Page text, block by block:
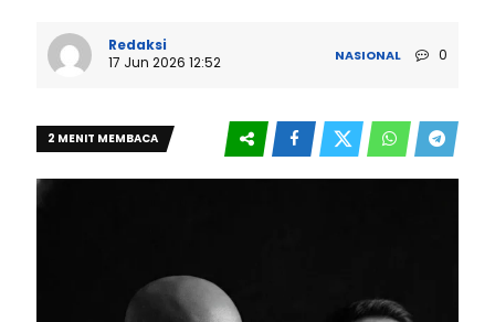
Redaksi
17 Jun 2026 12:52
NASIONAL 0
2 MENIT MEMBACA